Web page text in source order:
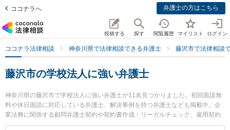
ココナラへ 弁護士の方はこちら
投稿する 探す 閲覧履歴 マイリスト ログイン
ココナラ法律相談 神奈川県で法律相談できる弁護士 藤沢市で法律相談
藤沢市の学校法人に強い弁護士
神奈川県の藤沢市で学校法人に強い弁護士が11名見つかりました。初回面談無
料や休日面談に対応している弁護士、解決事例を持つ弁護士なども掲載中。企
業法務に関係する顧問弁護士契約や契約書作成・リーガルチェック、雇用契約
書・就業規則作成等の細かな分野での絞り込み検索もでき便利です。特にベリ